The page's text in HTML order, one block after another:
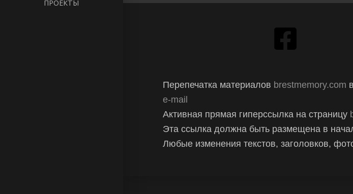
ПРОЕКТЫ
Перепечатка материалов brestmemory.com
e-mail
Активная прямая гиперссылка на страницу
Эта ссылка должна быть размещена в
Любые изменения текстов, заголовков,